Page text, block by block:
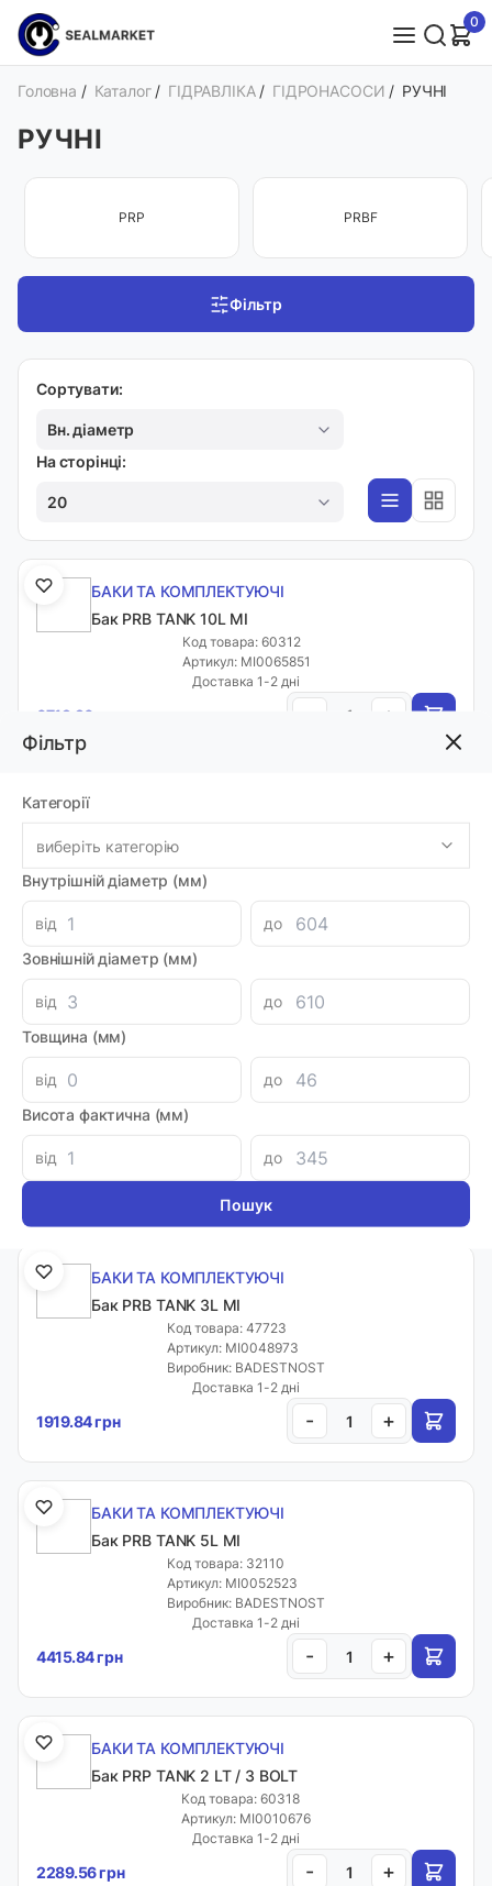
0
Фільтр
Категорії
виберіть категорію
Внутрішній діаметр (мм)
від
до
Зовнішній діаметр (мм)
від
до
Товщина (мм)
від
до
Висота фактична (мм)
від до
Головна / Каталог / ГІДРАВЛІКА / ГІДРОНАСОСИ / РУЧНІ
РУЧНІ
PRP PRBF
Фільтр
Сортувати:
Вн. діаметр
На сторінці:
20
БАКИ ТА КОМПЛЕКТУЮЧІ
Бак PRB TANK 10L MI
Код товара: 60312
Артикул: MI0065851
Доставка 1-2 дні
6719.96 грн +
Код товара: 48416
Артикул: MI0055548
Виробник: BADESTNOST
Луцьк: 1
1804.40 грн
БАКИ ТА КОМПЛЕКТУЮЧІ
Код товара: 47722
Артикул: MI0055545
Виробник: BADESTNOST
Доставка 1-2 дні
1824.16 грн - +
БАКИ ТА КОМПЛЕКТУЮЧІ
Бак PRB TANK 3L MI
Код товара: 47723
Артикул: MI0048973
Виробник: BADESTNOST
Доставка 1-2 дні
1919.84 грн - +
БАКИ ТА КОМПЛЕКТУЮЧІ
Бак PRB TANK 5L MI
Код товара: 32110
Артикул: MI0052523
Виробник: BADESTNOST
Доставка 1-2 дні
4415.84 грн - +
БАКИ ТА КОМПЛЕКТУЮЧІ
Бак PRP TANK 2 LT / 3 BOLT
Код товара: 60318
Артикул: MI0010676
Доставка 1-2 дні
2289.56 грн - +